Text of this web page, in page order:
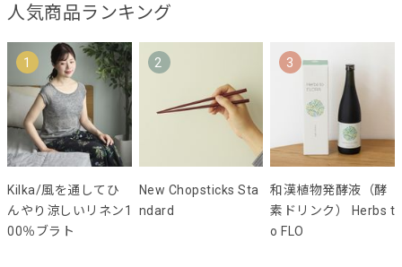
人気商品ランキング
1
Kilka/風を通してひ
んやり涼しいリネン1
00％ブラト
2
New Chopsticks Sta
ndard
3
和漢植物発酵液（酵
素ドリンク） Herbs t
o FLO